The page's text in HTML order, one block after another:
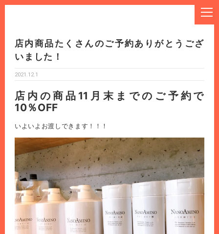
店内商品たくさんのご予約ありがとうござ
いました！
2021.12.1
店内の商品11月末までのご予約で
10％OFF
いよいよお渡しできます！！！